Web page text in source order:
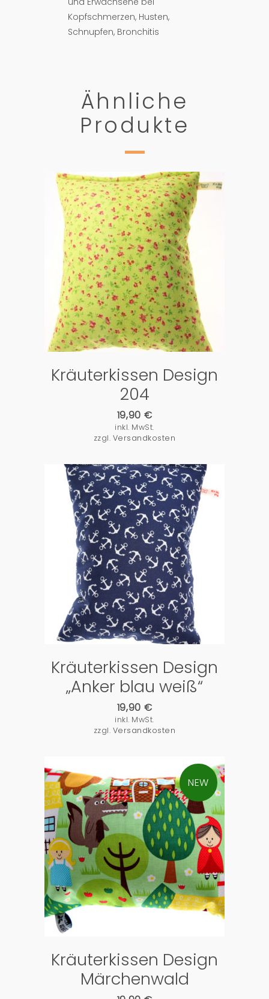
Kopfschmerzen, Husten,
Schnupfen, Bronchitis
Ähnliche
Produkte
PRODUKTDETAILS
Kräuterkissen Design
204
19,90 €
inkl. MwSt.
zzgl. Versandkosten
PRODUKTDETAILS
Kräuterkissen Design
„Anker blau weiß“
19,90 €
inkl. MwSt.
zzgl. Versandkosten
NEW
PRODUKTDETAILS
Kräuterkissen Design
Märchenwald